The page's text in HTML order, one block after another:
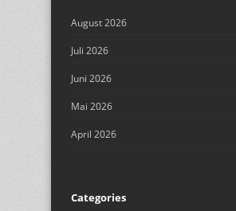
August 2026
Juli 2026
Juni 2026
Mai 2026
April 2026
Categories